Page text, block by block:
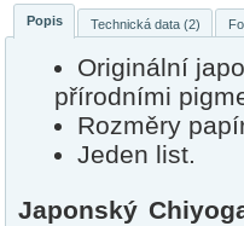
Popis Technická data (2)
Originální
přírodními
Rozměry
Jeden list.
Japonský